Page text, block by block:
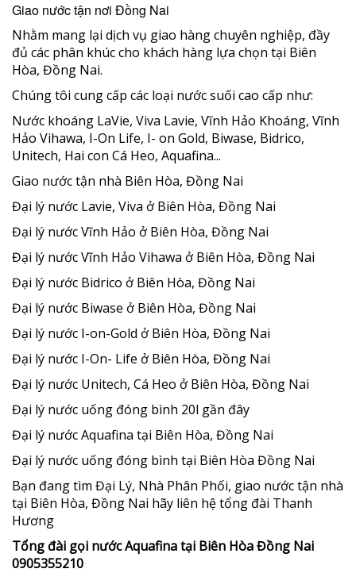
Giao nước tận nơi Đồng Nai
Nhằm mang lại dịch vụ giao hàng chuyên nghiệp, đầy
đủ các phân khúc cho khách hàng lựa chọn tại Biên
Hòa, Đồng Nai.
Chúng tôi cung cấp các loại nước suối cao cấp như:
Nước khoáng LaVie, Viva Lavie, Vĩnh Hảo Khoáng, Vĩnh
Hảo Vihawa, I-On Life, I- on Gold, Biwase, Bidrico,
Unitech, Hai con Cá Heo, Aquafina...
Giao nước tận nhà Biên Hòa, Đồng Nai
Đại lý nước Lavie, Viva ở Biên Hòa, Đồng Nai
Đại lý nước Vĩnh Hảo ở Biên Hòa, Đồng Nai
Đại lý nước Vĩnh Hảo Vihawa ở Biên Hòa, Đồng Nai
Đại lý nước Bidrico ở Biên Hòa, Đồng Nai
Đại lý nước Biwase ở Biên Hòa, Đồng Nai
Đại lý nước I-on-Gold ở Biên Hòa, Đồng Nai
Đại lý nước I-On- Life ở Biên Hòa, Đồng Nai
Đại lý nước Unitech, Cá Heo ở Biên Hòa, Đồng Nai
Đại lý nước uống đóng bình 20l gần đây
Đại lý nước Aquafina tại Biên Hòa, Đồng Nai
Đại lý nước uống đóng bình tại Biên Hòa Đồng Nai
Bạn đang tìm Đại Lý, Nhà Phân Phối, giao nước tận nhà
tại Biên Hòa, Đồng Nai hãy liên hệ tổng đài Thanh
Hương
Tổng đài gọi nước Aquafina tại Biên Hòa Đồng Nai
0905355210